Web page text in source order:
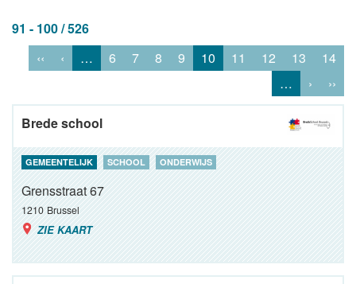
91 - 100 / 526
‹‹
‹ … 6 7 8 9 10 11 12 13
14
…
› ››
Brede school
GEMEENTELIJK SCHOOL ONDERWIJS
Grensstraat 67
1210 Brussel
ZIE KAART